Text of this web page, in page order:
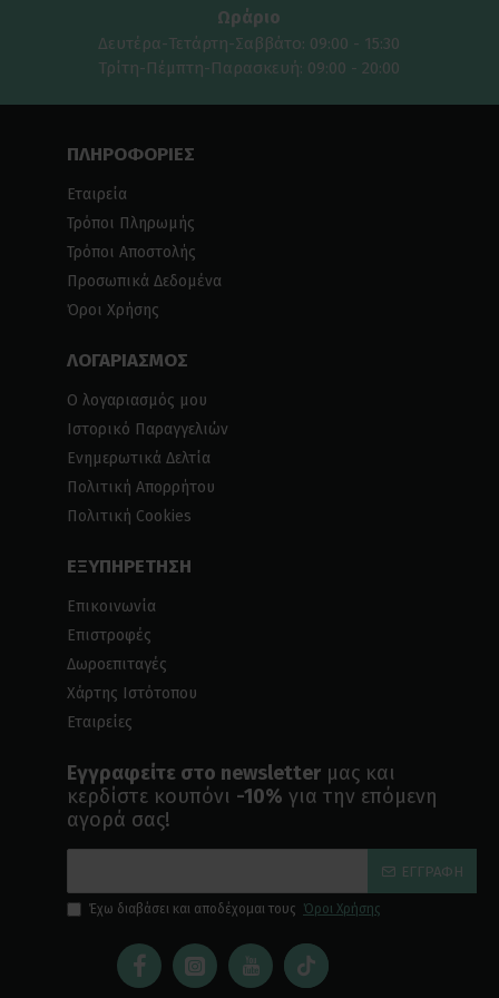
Ωράριο
Δευτέρα-Τετάρτη-Σαββάτο: 09:00 - 15:30
Τρίτη-Πέμπτη-Παρασκευή: 09:00 - 20:00
ΠΛΗΡΟΦΟΡΙΕΣ
Εταιρεία
Τρόποι Πληρωμής
Τρόποι Αποστολής
Προσωπικά Δεδομένα
Όροι Χρήσης
ΛΟΓΑΡΙΑΣΜΟΣ
Ο λογαριασμός μου
Ιστορικό Παραγγελιών
Ενημερωτικά Δελτία
Πολιτική Απορρήτου
Πολιτική Cookies
ΕΞΥΠΗΡΕΤΗΣΗ
Επικοινωνία
Επιστροφές
Δωροεπιταγές
Χάρτης Ιστότοπου
Εταιρείες
Εγγραφείτε στο newsletter μας και
κερδίστε κουπόνι -10% για την επόμενη
αγορά σας!
ΕΓΓΡΑΦΉ
Έχω διαβάσει και αποδέχομαι τους Όροι Χρήσης